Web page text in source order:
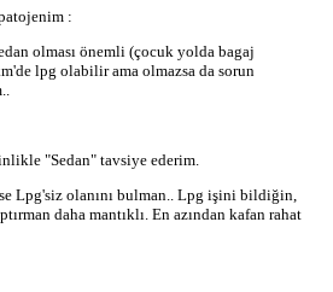
:
olması önemli (çocuk yolda bagaj
lpg olabilir ama olmazsa da sorun
"Sedan" tavsiye ederim.
Lpg'siz olanını bulman.. Lpg işini bildiğin,
daha mantıklı. En azından kafan rahat